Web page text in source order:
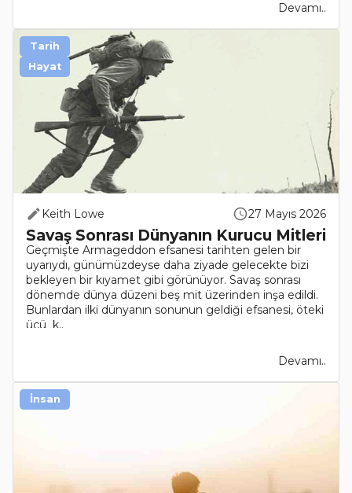
Devamı..
Keith Lowe 27 Mayıs 2026
Savaş Sonrası Dünyanın Kurucu Mitleri
Geçmişte Armageddon efsanesi tarihten gelen bir
uyarıydı, günümüzdeyse daha ziyade gelecekte bizi
bekleyen bir kıyamet gibi görünüyor. Savaş sonrası
dönemde dünya düzeni beş mit üzerinden inşa edildi.
Bunlardan ilki dünyanın sonunun geldiği efsanesi, öteki
üçü k..
Devamı..
Tarih
Hayat
İnsan